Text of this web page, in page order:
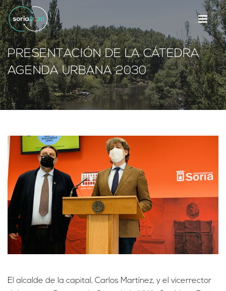
PRESENTACIÓN DE LA CÁTEDRA
AGENDA URBANA 2030
El alcalde de la capital, Carlos Martínez, y el vicerrector